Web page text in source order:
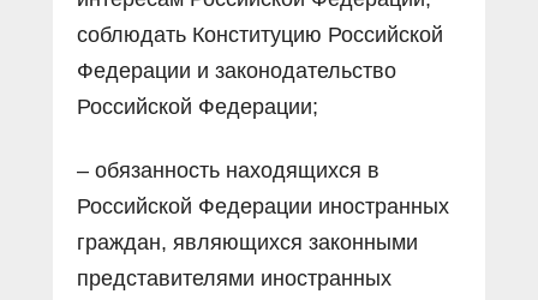
соблюдать Конституцию Российской
Федерации и законодательство
Российской Федерации;
– обязанность находящихся в
Российской Федерации иностранных
граждан, являющихся законными
представителями иностранных